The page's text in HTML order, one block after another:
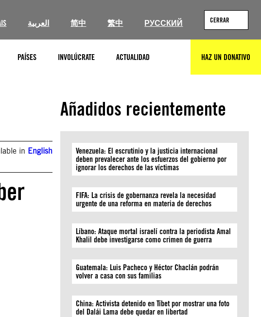
العربية 简中 繁中 РУССКИЙ CERRAR
PAÍSES INVOLÚCRATE ACTUALIDAD HAZ UN DONATIVO
in English
Añadidos recientemente
Venezuela: El escrutinio y la justicia internacional
deben prevalecer ante los esfuerzos del gobierno por
ignorar los derechos de las víctimas
FIFA: La crisis de gobernanza revela la necesidad
urgente de una reforma en materia de derechos
Líbano: Ataque mortal israelí contra la periodista Amal
Khalil debe investigarse como crimen de guerra
Guatemala: Luis Pacheco y Héctor Chaclán podrán
volver a casa con sus familias
China: Activista detenido en Tíbet por mostrar una foto
del Dalái Lama debe quedar en libertad